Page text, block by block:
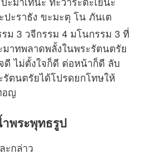
ปะราธัง ขะมะตุ โน ภันเต
ม 3 วจีกรรม 4 มโนกรรม 3 ที่
มาทพลาดพลั้งในพระรัตนตรัย
ดี ไม่ตั้งใจก็ดี ต่อหน้าก็ดี ลับ
ตนตรัยได้โปรดยกโทษให้
อญ
พระพุทธรูป
ะกล่าว